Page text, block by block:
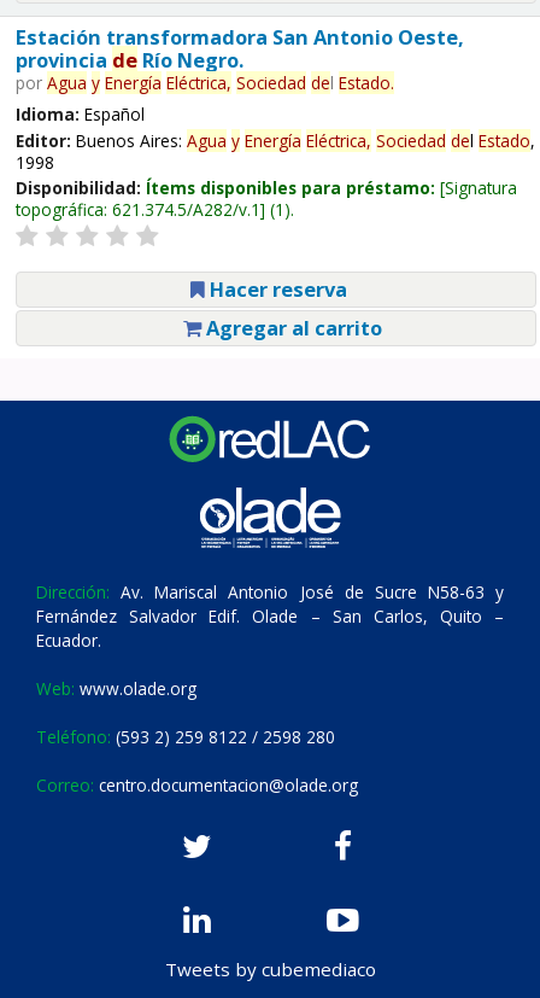
Estación transformadora San Antonio Oeste,
provincia deRío Negro.
por Agua y Energía Eléctrica, Sociedad del Estado.
Idioma: Español
Editor: Buenos Aires: Agua y Energía Eléctrica, Sociedad del Estado,
1998
Disponibilidad: Ítems disponibles para préstamo: Signatura
topográfica: 621.374.5/A282/v.1 (1).
Hacer reserva
Agregar al carrito
Dirección: Av. Mariscal Antonio José de Sucre N58-63 y
Fernández Salvador Edif. Olade – San Carlos, Quito –
Ecuador.
Web: www.olade.org
Teléfono: (593 2) 259 8122 / 2598 280
Correo: centro.documentacion@olade.org
Tweets by cubemediaco